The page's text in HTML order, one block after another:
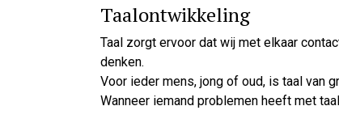
Taalontwikkeling
Taal zorgt ervoor dat wij met elkaar
denken.
Voor ieder mens, jong of oud, is taal van
Wanneer iemand problemen heeft met